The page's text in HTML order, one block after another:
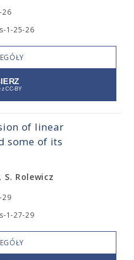
26
1-25-26
of linear
some of its
S. Rolewicz
29
1-27-29